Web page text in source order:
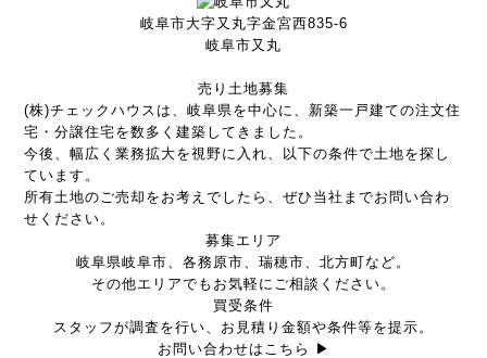
岐阜市大字又丸字金宮西835-6
岐阜市又丸
売り土地募集
(株)チェックハウスは、岐阜県を中心に、新築一戸建ての注文住
宅・分譲住宅を数多く建築してきました。
今後、幅広く業務拡大を視野に入れ、以下の条件で土地を探し
ています。
所有土地のご売却をお考えでしたら、ぜひ当社までお問い合わ
せください。
募集エリア
岐阜県岐阜市、各務原市、瑞穂市、北方町など。
その他エリアでもお気軽にご相談ください。
買受条件
スタッフが調査を行い、お見積り金額や条件等を提示。
お問い合わせはこちら
▶